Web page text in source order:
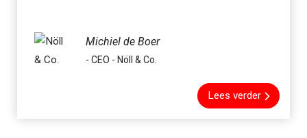
Michiel de Boer
- CEO - Nöll & Co.
Lees verder